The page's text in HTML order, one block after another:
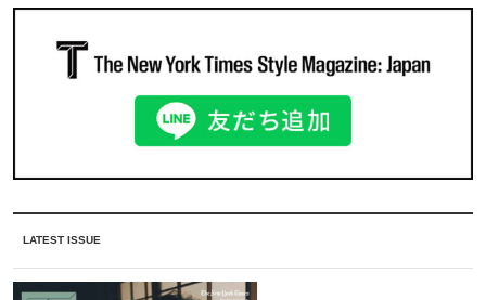
LATEST ISSUE